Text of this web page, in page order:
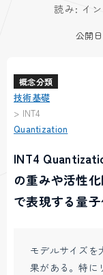
読み: イ
公開日
概念分類
技術基礎
> INT4
Quantization
INT4
の重みや活性
で表現する量
モデルサイズを
果がある。特に